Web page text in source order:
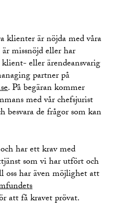
klienter är nöjda med våra
missnöjd eller har
eller ärendeansvarig
partner på
. På begäran kommer
med vår chefsjurist
besvara de frågor som kan
har ett krav med
som vi har utfört och
har även möjlighet att
att få kravet prövat.